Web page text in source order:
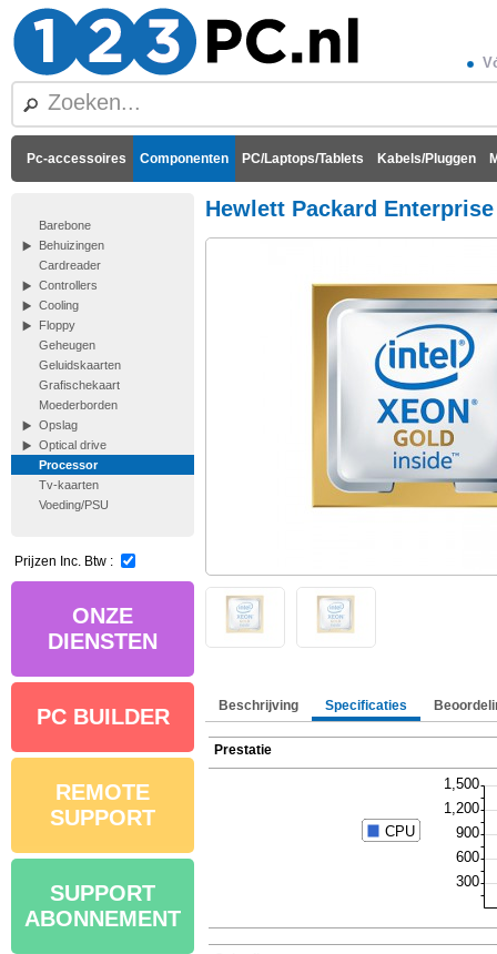
Pc-accessoires Componenten PC/Laptops/Tablets Kabels/Pluggen
Barebone
Behuizingen
Cardreader
Controllers
Cooling
Floppy
Geheugen
Geluidskaarten
Grafischekaart
Moederborden
Opslag
Optical drive
Processor
Tv-kaarten
Voeding/PSU
Prijzen Inc. Btw :
ONZE
DIENSTEN
PC BUILDER
REMOTE
SUPPORT
SUPPORT
ABONNEMENT
Hewlett Packard
Beschrijving Specificaties
Prestatie